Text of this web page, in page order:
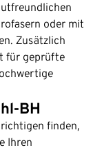
oder mit
Zusätzlich
für geprüfte
BH
richtigen finden,
Ihren